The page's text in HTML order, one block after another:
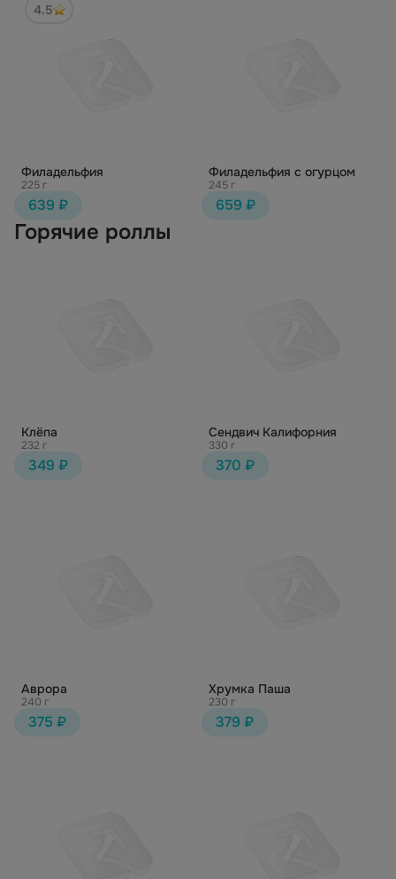
4.5
Филадельфия
225 г
639 ₽
Филадельфия с огурцом
245 г
659 ₽
Горячие роллы
Клёпа
232 г
349 ₽
Сендвич Калифорния
330 г
370 ₽
Аврора
240 г
375 ₽
Хрумка Паша
230 г
379 ₽